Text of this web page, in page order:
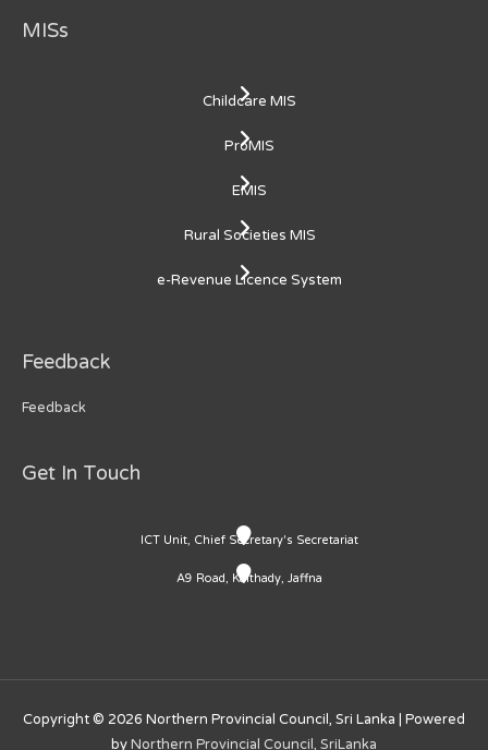
MISs
Childcare MIS
ProMIS
EMIS
Rural Societies MIS
e-Revenue Licence System
Feedback
Feedback
Get In Touch
ICT Unit, Chief Secretary's Secretariat
A9 Road, Kaithady, Jaffna
Copyright © 2026 Northern Provincial Council, Sri Lanka | Powered
byNorthern Provincial Council, SriLanka